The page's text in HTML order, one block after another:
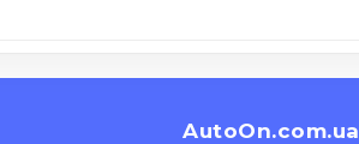
AutoOn.com.ua